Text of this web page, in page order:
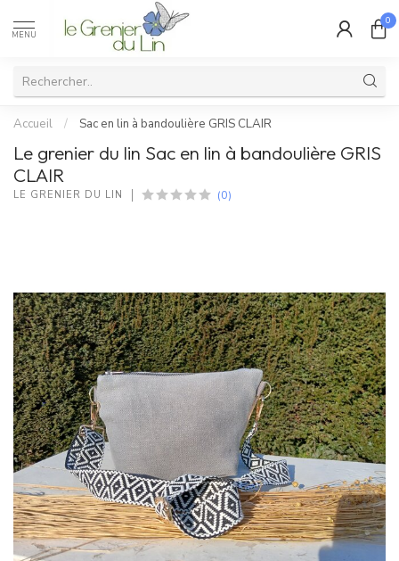
MENU
0
Accueil / Sac en lin à bandoulière GRIS CLAIR
Le grenier du lin Sac en lin à bandoulière GRIS
CLAIR
LE GRENIER DU LIN (0)